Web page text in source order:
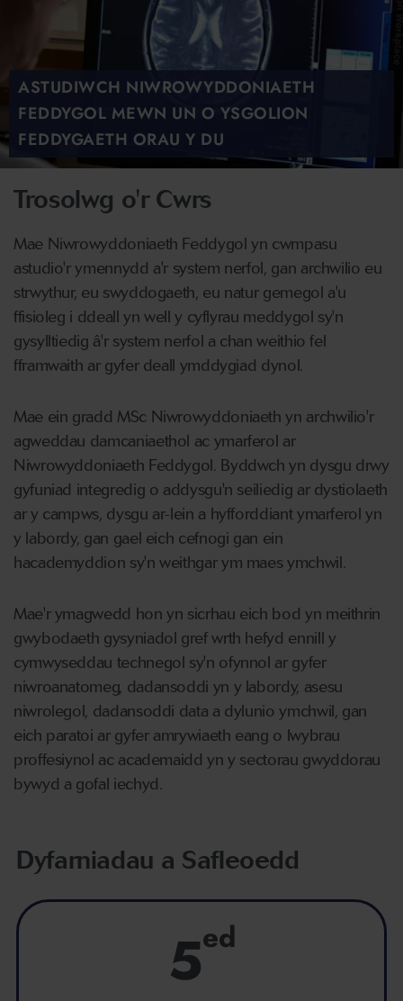
ASTUDIWCH NIWROWYDDONIAETH
FEDDYGOL MEWN UN O YSGOLION
FEDDYGAETH ORAU Y DU
Trosolwg o'r Cwrs
Mae Niwrowyddoniaeth Feddygol yn cwmpasu
astudio'r ymennydd a'r system nerfol, gan archwilio eu
strwythur, eu swyddogaeth, eu natur gemegol a'u
ffisioleg i ddeall yn well y cyflyrau meddygol sy'n
gysylltiedig â'r system nerfol a chan weithio fel
fframwaith ar gyfer deall ymddygiad dynol.
Mae ein gradd MSc Niwrowyddoniaeth yn archwilio'r
agweddau damcaniaethol ac ymarferol ar
Niwrowyddoniaeth Feddygol. Byddwch yn dysgu drwy
gyfuniad integredig o addysgu'n seiliedig ar dystiolaeth
ar y campws, dysgu ar-lein a hyfforddiant ymarferol yn
y labordy, gan gael eich cefnogi gan ein
hacademyddion sy'n weithgar ym maes ymchwil.
Mae'r ymagwedd hon yn sicrhau eich bod yn meithrin
gwybodaeth gysyniadol gref wrth hefyd ennill y
cymwyseddau technegol sy'n ofynnol ar gyfer
niwroanatomeg, dadansoddi yn y labordy, asesu
niwrolegol, dadansoddi data a dylunio ymchwil, gan
eich paratoi ar gyfer amrywiaeth eang o lwybrau
proffesiynol ac academaidd yn y sectorau gwyddorau
bywyd a gofal iechyd.
Dyfarniadau a Safleoedd
5ed